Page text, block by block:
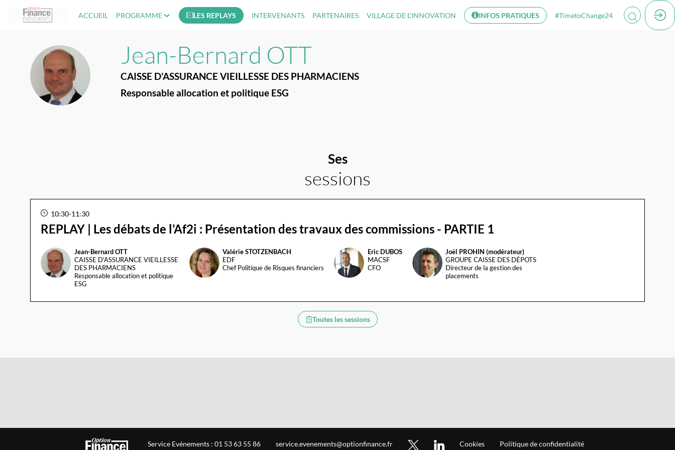
ACCUEIL PROGRAMME LES REPLAYS INTERVENANTS PARTENAIRES VILLAGE DE L'INNOVATION INFOS PRATIQUES #TimetoChange24
JO
Jean-Bernard OTT
CAISSE D'ASSURANCE VIEILLESSE DES PHARMACIENS
Responsable allocation et politique ESG
Ses
sessions
10:30-11:30
REPLAY | Les débats de l’Af2i : Présentation des travaux des commissions - PARTIE 1
JO
Jean-Bernard OTT
CAISSE D'ASSURANCE VIEILLESSE
DES PHARMACIENS
Responsable allocation et politique
ESG
VS
ValérieSTOTZENBACH
EDF
Chef Politique de Risques financiers
ED
Eric DUBOS
MACSF
CFO
JP(
Joël PROHIN (modérateur)
GROUPE CAISSE DES DÉPOTS
Directeur de la gestion des
placements
Toutes les sessions
Service Evénements : 01 53 63 55 86 service.evenements@optionfinance.fr Cookies Politique de confidentialité